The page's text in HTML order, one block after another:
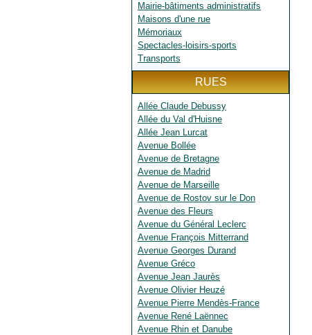
Mairie-bâtiments administratifs
Maisons d'une rue
Mémoriaux
Spectacles-loisirs-sports
Transports
RUES
Allée Claude Debussy
Allée du Val d'Huisne
Allée Jean Lurcat
Avenue Bollée
Avenue de Bretagne
Avenue de Madrid
Avenue de Marseille
Avenue de Rostov sur le Don
Avenue des Fleurs
Avenue du Général Leclerc
Avenue François Mitterrand
Avenue Georges Durand
Avenue Gréco
Avenue Jean Jaurès
Avenue Olivier Heuzé
Avenue Pierre Mendès-France
Avenue René Laënnec
Avenue Rhin et Danube